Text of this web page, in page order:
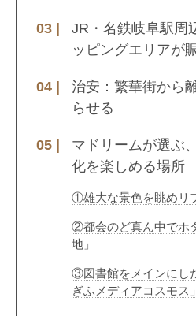
JR・名鉄岐阜駅周
ッピングエリアが
治安：繁華街から
らせる
マドリームが選ぶ
化を楽しめる場所
①雄大な景色を眺めリ
②都会のど真ん中でホ
地」
③図書館をメインにし
ぎふメディアコスモス」